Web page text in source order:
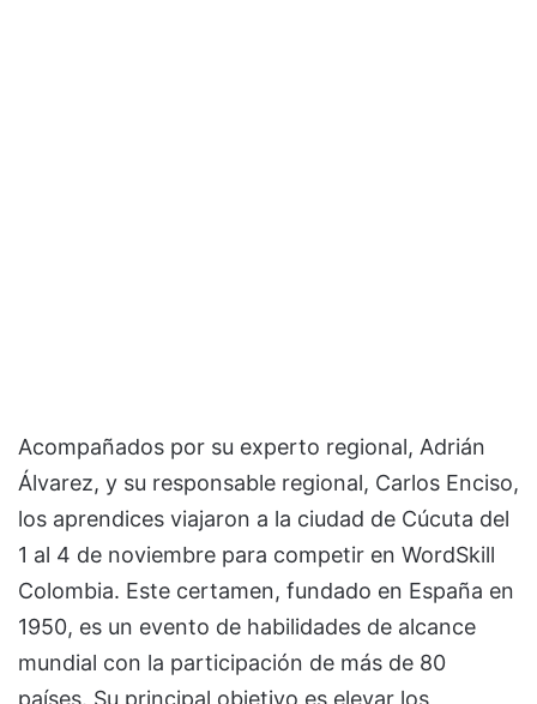
Acompañados por su experto regional, Adrián
Álvarez, y su responsable regional, Carlos Enciso,
los aprendices viajaron a la ciudad de Cúcuta del
1 al 4 de noviembre para competir en WordSkill
Colombia. Este certamen, fundado en España en
1950, es un evento de habilidades de alcance
mundial con la participación de más de 80
países. Su principal objetivo es elevar los